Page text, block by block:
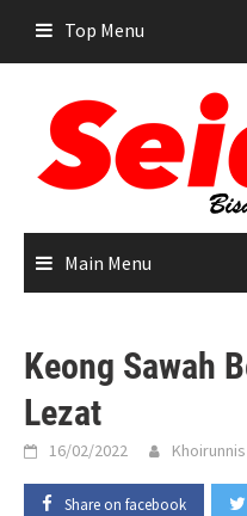
content
Top Menu
Main Menu
Keong Sawah
Lezat
16/02/2022
Share on facebook